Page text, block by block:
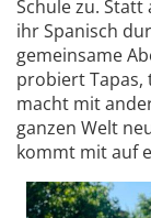
Schule zu.
ihr Spanisch
gemeinsame
probiert Tapas,
macht mit
ganzen Welt
kommt mit auf